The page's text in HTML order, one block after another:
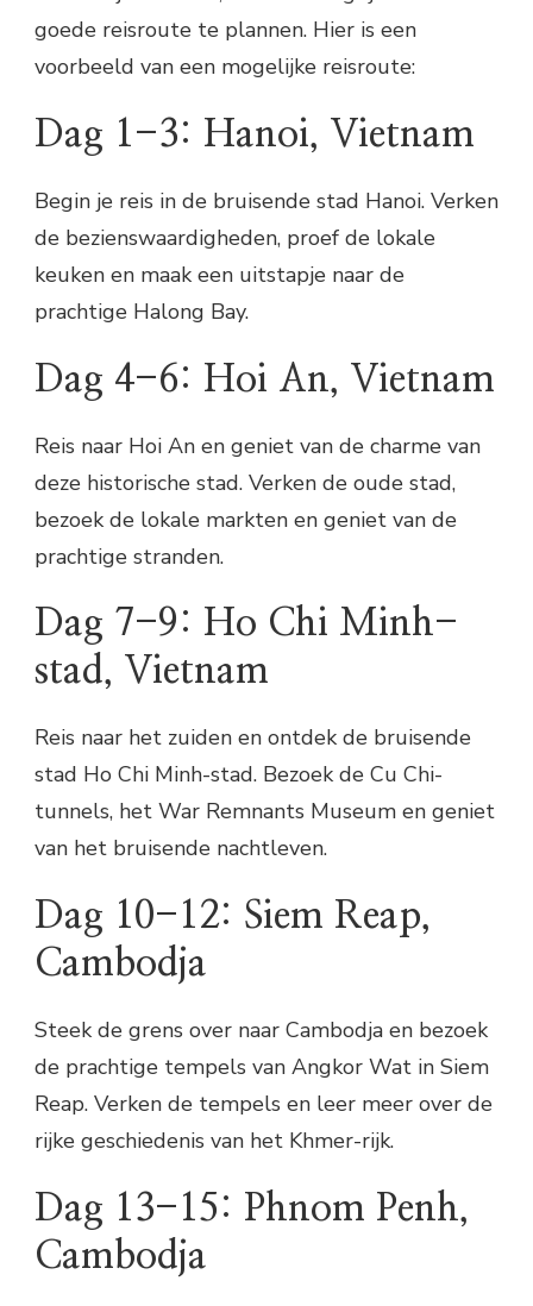
goede reisroute te plannen. Hier is een
voorbeeld van een mogelijke reisroute:
Dag 1-3: Hanoi, Vietnam
Begin je reis in de bruisende stad Hanoi. Verken
de bezienswaardigheden, proef de lokale
keuken en maak een uitstapje naar de
prachtige Halong Bay.
Dag 4-6: Hoi An, Vietnam
Reis naar Hoi An en geniet van de charme van
deze historische stad. Verken de oude stad,
bezoek de lokale markten en geniet van de
prachtige stranden.
Dag 7-9: Ho Chi Minh-
stad, Vietnam
Reis naar het zuiden en ontdek de bruisende
stad Ho Chi Minh-stad. Bezoek de Cu Chi-
tunnels, het War Remnants Museum en geniet
van het bruisende nachtleven.
Dag 10-12: Siem Reap,
Cambodja
Steek de grens over naar Cambodja en bezoek
de prachtige tempels van Angkor Wat in Siem
Reap. Verken de tempels en leer meer over de
rijke geschiedenis van het Khmer-rijk.
Dag 13-15: Phnom Penh,
Cambodja